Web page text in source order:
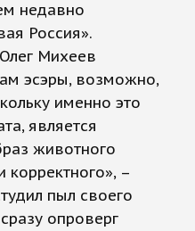
недавно
Россия».
Михеев
эсэры, возможно,
именно это
является
животного
корректного», –
пыл своего
опроверг